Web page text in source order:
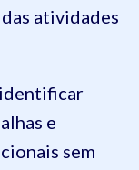
atividades
identificar
e
sem